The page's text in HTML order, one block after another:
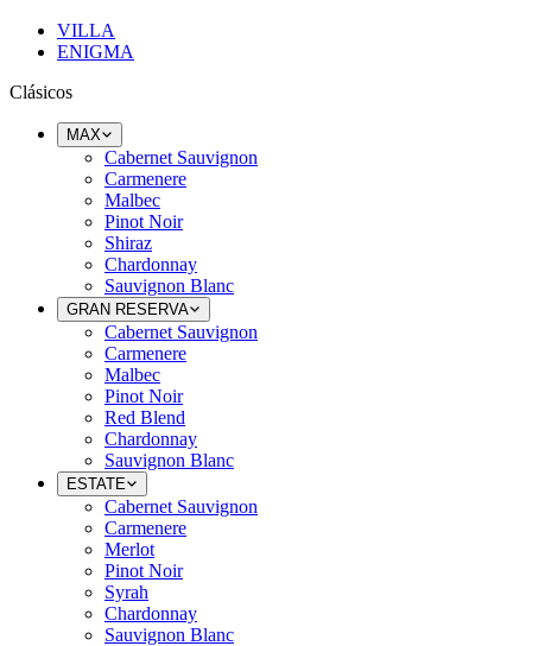
VILLA
ENIGMA
Clásicos
MAX
Cabernet Sauvignon
Carmenere
Malbec
Pinot Noir
Shiraz
Chardonnay
Sauvignon Blanc
GRAN RESERVA
Cabernet Sauvignon
Carmenere
Malbec
Pinot Noir
Red Blend
Chardonnay
Sauvignon Blanc
ESTATE
Cabernet Sauvignon
Carmenere
Merlot
Pinot Noir
Syrah
Chardonnay
Sauvignon Blanc